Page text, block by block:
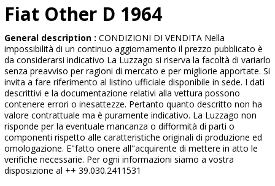
Fiat Other D 1964
General description : CONDIZIONI DI VENDITA Nella
impossibilità di un continuo aggiornamento il prezzo pubblicato è
da considerarsi indicativo La Luzzago si riserva la facoltà di variarlo
senza preavviso per ragioni di mercato e per migliorie apportate. Si
invita a fare riferimento al listino ufficiale disponibile in sede. I dati
descrittivi e la documentazione relativi alla vettura possono
contenere errori o inesattezze. Pertanto quanto descritto non ha
valore contrattuale ma è puramente indicativo. La Luzzago non
risponde per la eventuale mancanza o difformità di parti o
componenti rispetto alle caratteristiche originali di produzione ed
omologazione. E"fatto onere all"acquirente di mettere in atto le
verifiche necessarie. Per ogni informazioni siamo a vostra
disposizione al ++ 39.030.2411531